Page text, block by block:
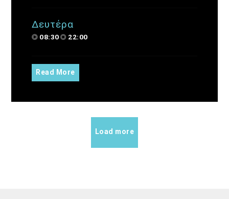
Δευτέρα
08:30 22:00
Read More
Load more